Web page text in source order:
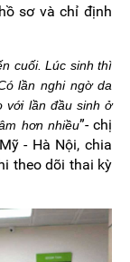
sơ và chỉ định
cuối. Lúc sinh thì
lần nghi ngờ da
với lần đầu sinh ở
hơn nhiều”- chị
- Hà Nội, chia
theo dõi thai kỳ